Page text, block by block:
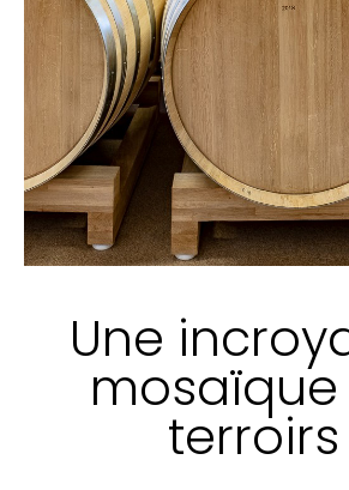
Une
terroirs